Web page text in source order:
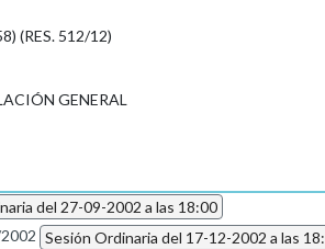
(RES. 512/12)
GENERAL
del 27-09-2002 a las 18:00
Sesión Ordinaria del 17-12-2002 a las